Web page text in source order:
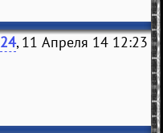
24, 11 Апреля 14 12:23